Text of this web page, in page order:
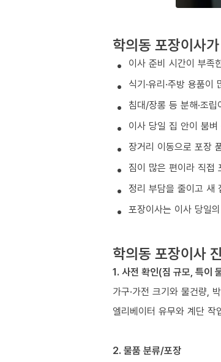
학의동 포장이사
이사 준비 시간이 부족
식기·유리·주방 용품
침대/장롱 등 분해·조
이사 당일 집 안이 붐
장거리 이동으로 포장
짐이 많은 편이라 직접
정리 부담을 줄이고 새
포장이사는 이사 당일
학의동 포장이사
1. 사전 확인(짐 규모, 특이
가구·가전 크기와 물건량,
엘리베이터 유무와 계단
2. 물품 분류/포장